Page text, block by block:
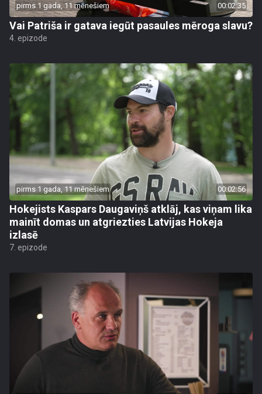
pirms 1 gada, 11 mēnešiem 00:02:35
Vai Patriša ir gatava iegūt pasaules mēroga slavu?
4. epizode
pirms 1 gada, 11 mēnešiem 00:02:56
Hokejists Kaspars Daugaviņš atklāj, kas viņam lika
mainīt domas un atgriezties Latvijas Hokeja
izlasē
7. epizode